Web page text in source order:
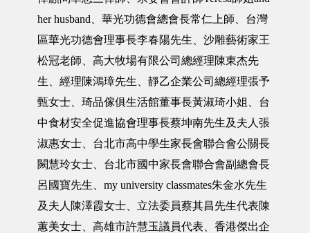
her husband、華光功德會總會長常仁上師、台灣
區華光功德會理事長李春陽先生、沙雕藝術家王
松冠老師、高大牧場有限公司總經理陳東杰先
生、經理陳鴻璋先生、靜乙企業公司總經理張予
甄女士、琦品傢俱生活館董事長黃淑琦小姐、台
中食材安全促進協會理事長蔡坤南先生及夫人張
淑惠女士、台北市高中學生家長會聯合會公關長
闕慧玲女士、台北市國中家長會聯合會副總會長
呂國寶先生、my university classmates朱金水先生
及夫人陳澤霞女士、立法委員蔡其昌先生代表陳
蕙美女士、高雄市許慧玉議員代表、香港傑出企